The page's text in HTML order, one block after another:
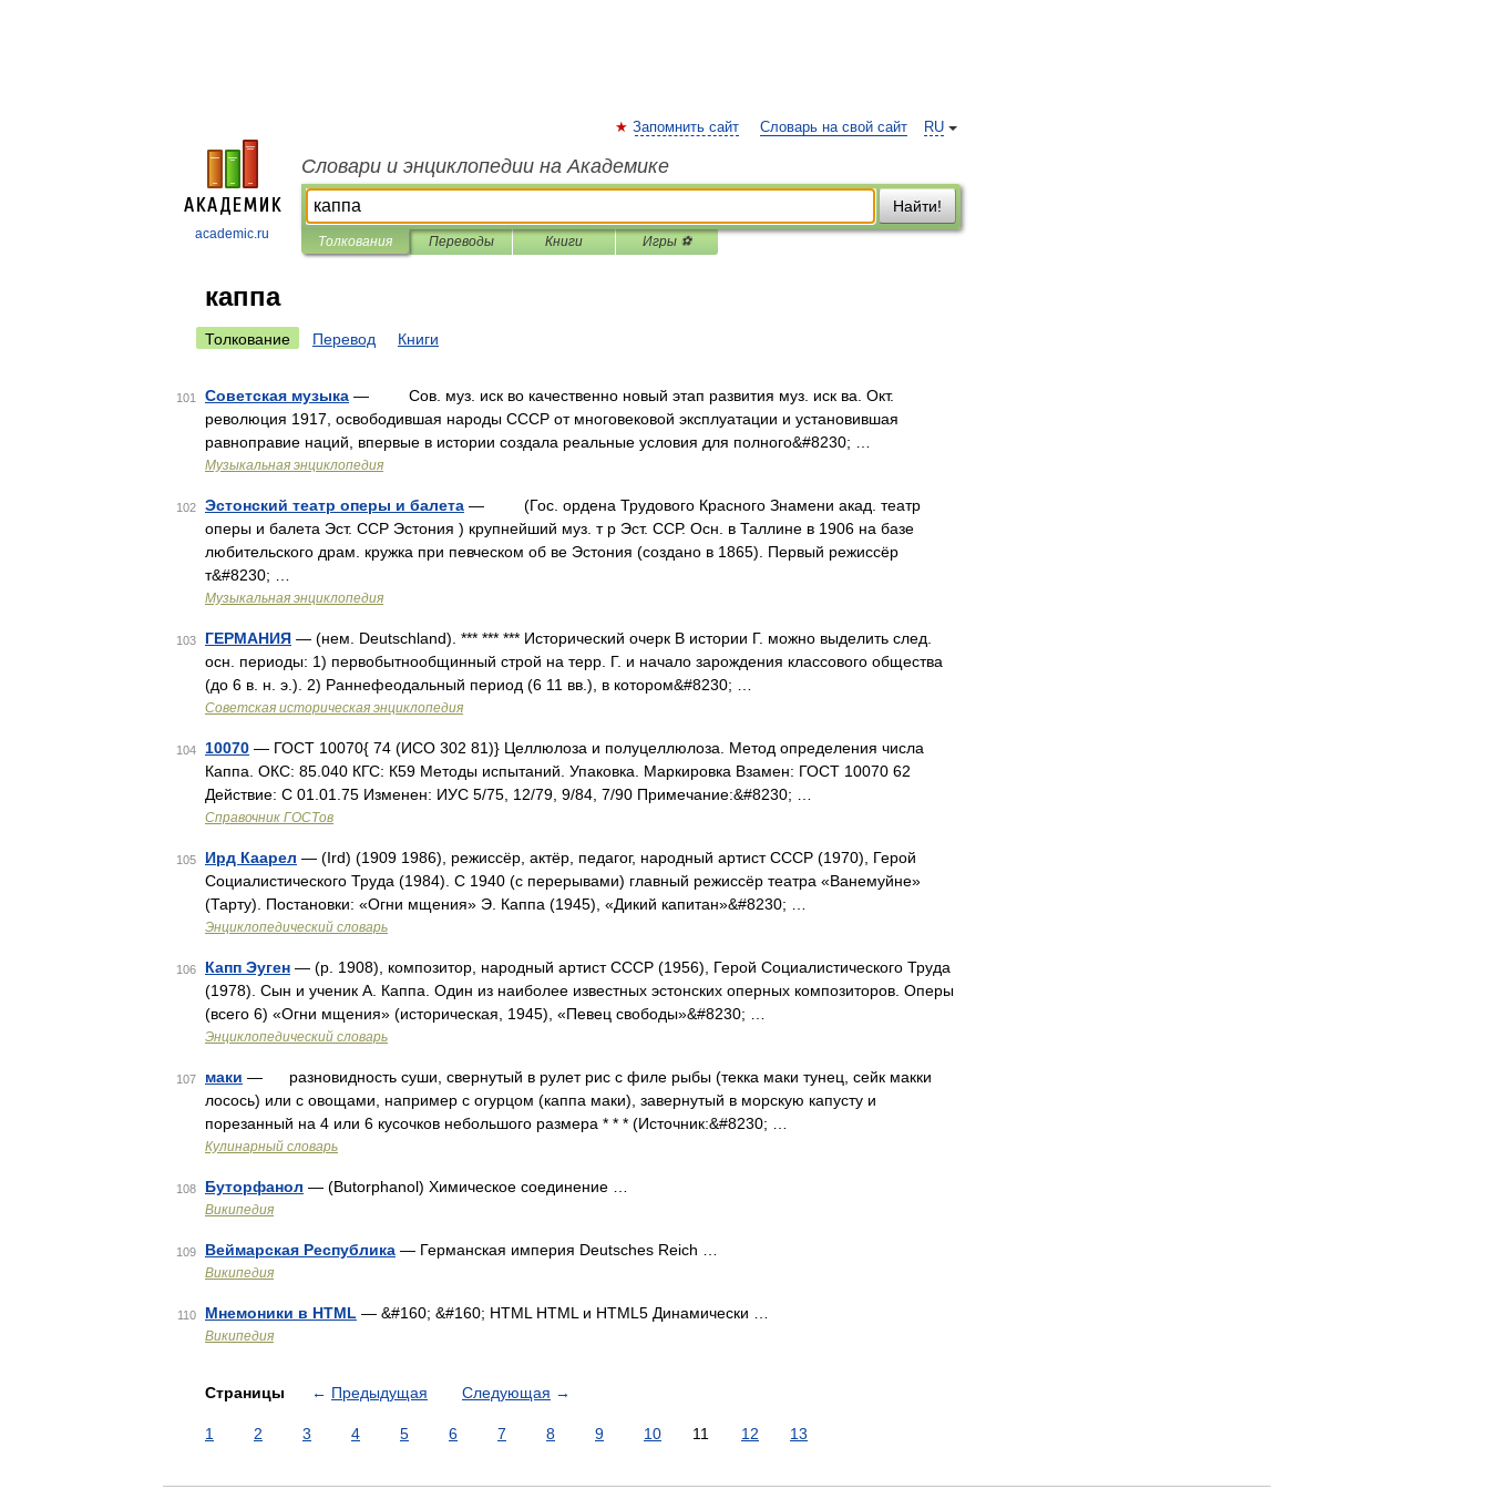
academic.ru
RU
Запомнить сайт Словарь на свой сайт
Словари и энциклопедии на Академике
Найти!
Толкования Переводы Книги Игры ⚽
каппа
Толкование Перевод Книги
101 Советская музыка — Сов. муз. иск во качественно новый этап развития муз. иск ва. Окт.
революция 1917, освободившая народы СССР от многовековой эксплуатации и установившая
равноправие наций, впервые в истории создала реальные условия для полного&#8230; …
Музыкальная энциклопедия
102 Эстонский театр оперы и балета — (Гос. ордена Трудового Красного Знамени акад. театр
оперы и балета Эст. ССР Эстония ) крупнейший муз. т р Эст. ССР. Осн. в Таллине в 1906 на базе
любительского драм. кружка при певческом об ве Эстония (создано в 1865). Первый режиссёр
т&#8230; …
Музыкальная энциклопедия
103 ГЕРМАНИЯ — (нем. Deutschland). *** *** *** Исторический очерк В истории Г. можно выделить след.
осн. периоды: 1) первобытнообщинный строй на терр. Г. и начало зарождения классового общества
(до 6 в. н. э.). 2) Раннефеодальный период (6 11 вв.), в котором&#8230; …
Советская историческая энциклопедия
104 10070 — ГОСТ 10070{ 74 (ИСО 302 81)} Целлюлоза и полуцеллюлоза. Метод определения числа
Каппа. ОКС: 85.040 КГС: К59 Методы испытаний. Упаковка. Маркировка Взамен: ГОСТ 10070 62
Действие: С 01.01.75 Изменен: ИУС 5/75, 12/79, 9/84, 7/90 Примечание:&#8230; …
Справочник ГОСТов
105 Ирд Каарел — (Ird) (1909 1986), режиссёр, актёр, педагог, народный артист СССР (1970), Герой
Социалистического Труда (1984). С 1940 (с перерывами) главный режиссёр театра «Ванемуйне»
(Тарту). Постановки: «Огни мщения» Э. Каппа (1945), «Дикий капитан»&#8230; …
Энциклопедический словарь
106 Капп Эуген — (р. 1908), композитор, народный артист СССР (1956), Герой Социалистического Труда
(1978). Сын и ученик А. Каппа. Один из наиболее известных эстонских оперных композиторов. Оперы
(всего 6) «Огни мщения» (историческая, 1945), «Певец свободы»&#8230; …
Энциклопедический словарь
107 маки — разновидность суши, свернутый в рулет рис с филе рыбы (текка маки тунец, сейк макки
лосось) или с овощами, например с огурцом (каппа маки), завернутый в морскую капусту и
порезанный на 4 или 6 кусочков небольшого размера * * * (Источник:&#8230; …
Кулинарный словарь
108 Буторфанол — (Butorphanol) Химическое соединение …
Википедия
109 Веймарская Республика — Германская империя Deutsches Reich …
Википедия
110 Мнемоники в HTML — &#160; &#160; HTML HTML и HTML5 Динамически …
Википедия
Страницы ← Предыдущая Следующая →
1 2 3 4 5 6 7 8 9 10 11 12 13